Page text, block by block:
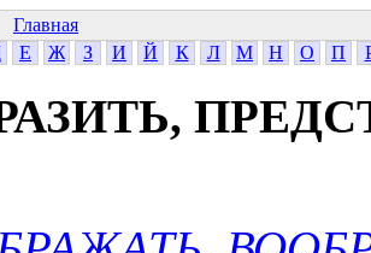
Главная
Е Ж З И Й К Л М Н О П